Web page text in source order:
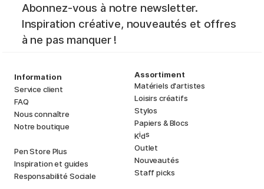
Abonnez-vous à notre newsletter.
Inspiration créative, nouveautés et offres
à ne pas manquer !
Information
Service client
FAQ
Nous connaître
Notre boutique
Pen Store Plus
Inspiration et guides
Responsabilité Sociale
Assortiment
Matériels d'artistes
Loisirs créatifs
Stylos
Papiers & Blocs
Kids
Outlet
Nouveautés
Staff picks